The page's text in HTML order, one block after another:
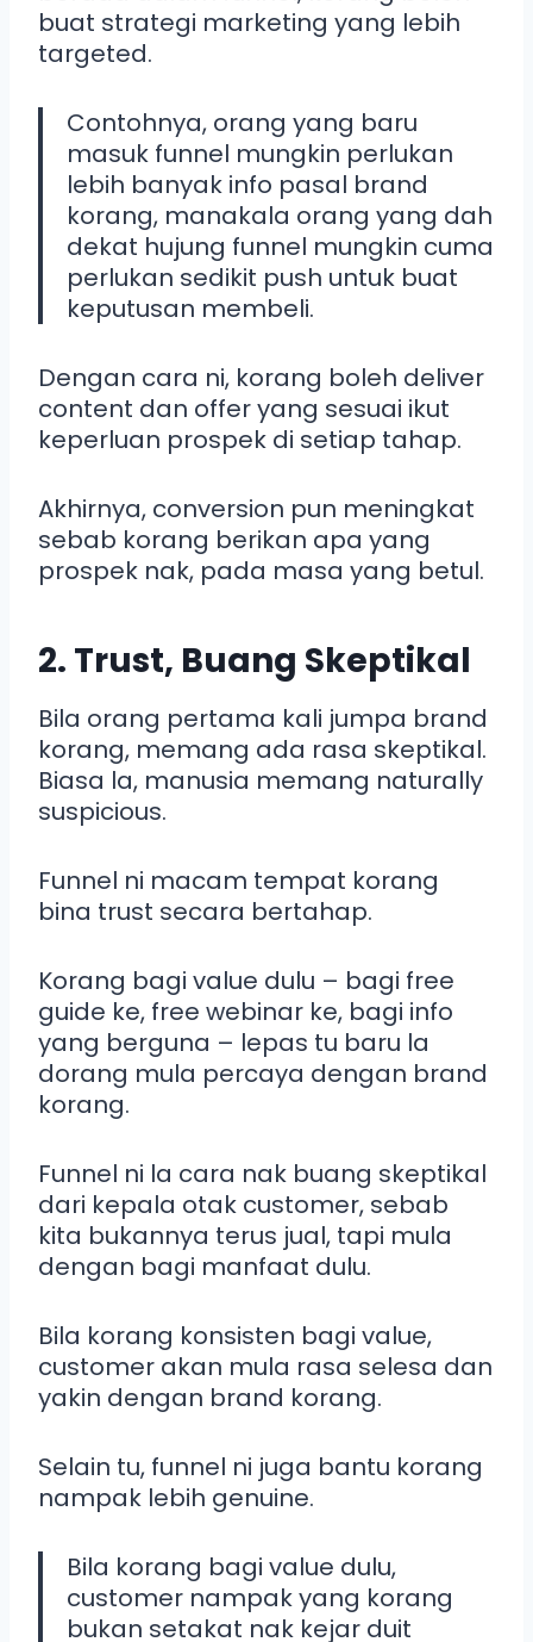
buat strategi marketing yang lebih
targeted.
Contohnya, orang yang baru
masuk funnel mungkin perlukan
lebih banyak info pasal brand
korang, manakala orang yang dah
dekat hujung funnel mungkin cuma
perlukan sedikit push untuk buat
keputusan membeli.
Dengan cara ni, korang boleh deliver
content dan offer yang sesuai ikut
keperluan prospek di setiap tahap.
Akhirnya, conversion pun meningkat
sebab korang berikan apa yang
prospek nak, pada masa yang betul.
2. Trust, Buang Skeptikal
Bila orang pertama kali jumpa brand
korang, memang ada rasa skeptikal.
Biasa la, manusia memang naturally
suspicious.
Funnel ni macam tempat korang
bina trust secara bertahap.
Korang bagi value dulu – bagi free
guide ke, free webinar ke, bagi info
yang berguna – lepas tu baru la
dorang mula percaya dengan brand
korang.
Funnel ni la cara nak buang skeptikal
dari kepala otak customer, sebab
kita bukannya terus jual, tapi mula
dengan bagi manfaat dulu.
Bila korang konsisten bagi value,
customer akan mula rasa selesa dan
yakin dengan brand korang.
Selain tu, funnel ni juga bantu korang
nampak lebih genuine.
Bila korang bagi value dulu,
customer nampak yang korang
bukan setakat nak kejar duit